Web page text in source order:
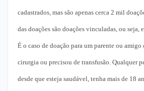
cadastrados, mas são apenas cerca 2 mil
das doações são doações vinculadas, ou seja,
É o caso de doação para um parente ou
cirurgia ou precisou de transfusão. Qualquer
desde que esteja saudável, tenha mais de 18